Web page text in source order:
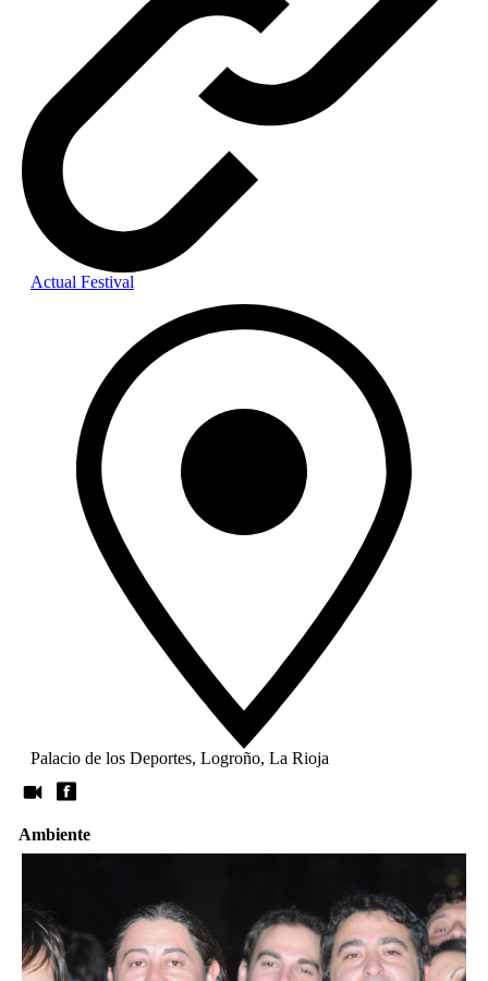
Actual Festival
Palacio de los Deportes, Logroño, La Rioja
Ambiente